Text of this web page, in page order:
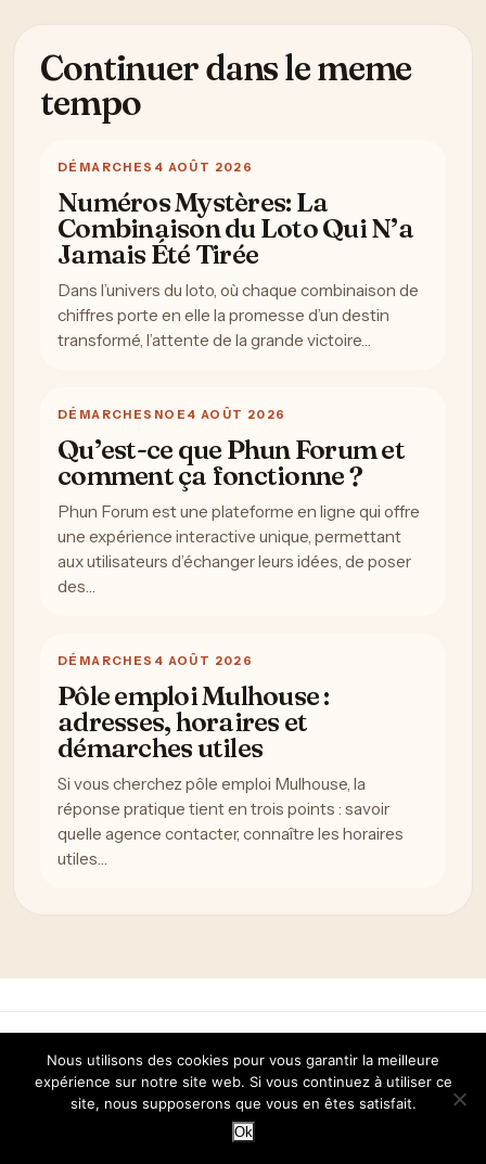
Continuer dans le meme
tempo
DÉMARCHES 4 AOÛT 2026
Numéros Mystères: La
Combinaison du Loto Qui N’a
Jamais Été Tirée
Dans l’univers du loto, où chaque combinaison de
chiffres porte en elle la promesse d’un destin
transformé, l’attente de la grande victoire…
DÉMARCHES NOE 4 AOÛT 2026
Qu’est-ce que Phun Forum et
comment ça fonctionne ?
Phun Forum est une plateforme en ligne qui offre
une expérience interactive unique, permettant
aux utilisateurs d’échanger leurs idées, de poser
des…
DÉMARCHES 4 AOÛT 2026
Pôle emploi Mulhouse :
adresses, horaires et
démarches utiles
Si vous cherchez pôle emploi Mulhouse, la
réponse pratique tient en trois points : savoir
quelle agence contacter, connaître les horaires
utiles…
Avignonleoff.com : guide pratique, accès et informations
Nous utilisons des cookies pour vous garantir la meilleure
expérience sur notre site web. Si vous continuez à utiliser ce
site, nous supposerons que vous en êtes satisfait.
Ok